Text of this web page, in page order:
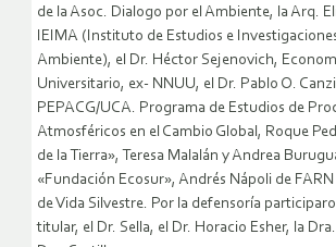
de la Asoc. Dialogo por el Ambiente, la Arq.
IEIMA (Instituto de Estudios e
Ambiente), el Dr. Héctor Sejenovich,
Universitario, ex- NNUU, el Dr. Pablo O.
PEPACG/UCA. Programa de Estudios de
Atmosféricos en el Cambio Global, Roque
de la Tierra», Teresa Malalán y Andrea
«Fundación Ecosur», Andrés Nápoli de
de Vida Silvestre. Por la defensoría
titular, el Dr. Sella, el Dr. Horacio Esher, la